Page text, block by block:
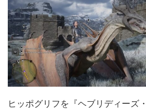
ヒッポグリフを『ヘブリディーズ